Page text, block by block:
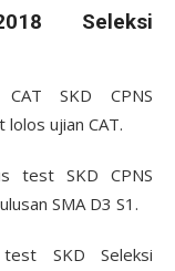
Seleksi
SKD CPNS
lolos ujian CAT.
test SKD CPNS
SMA D3 S1.
SKD Seleksi